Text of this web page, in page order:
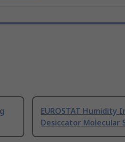
EUROSTAT Humidity
Desiccator Molecular